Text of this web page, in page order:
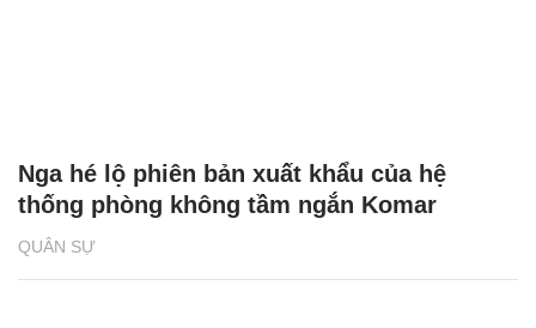
QUÂN SỰ
Nga hé lộ phiên bản xuất khẩu của hệ
thống phòng không tầm ngắn Komar